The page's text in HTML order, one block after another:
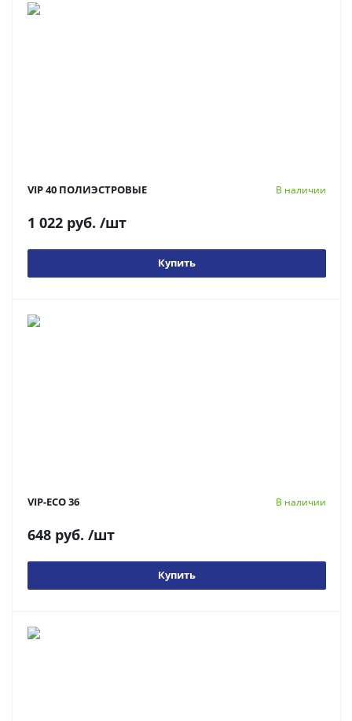
VIP 40 ПОЛИЭСТРОВЫЕ В наличии
1 022 руб. /шт
Купить
VIP-ECO 36 В наличии
648 руб. /шт
Купить